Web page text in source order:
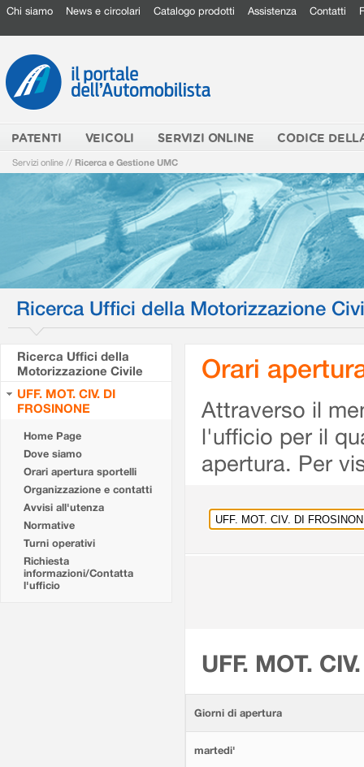
Chi siamo News e circolari Catalogo prodotti Assistenza Contatti
PATENTI VEICOLI SERVIZI ONLINE CODICE
Servizi online // Ricerca e Gestione UMC
Ricerca Uffici della Motorizzazione
Ricerca Uffici della
Motorizzazione Civile
UFF. MOT. CIV. DI
FROSINONE
Home Page
Dove siamo
Orari apertura sportelli
Organizzazione e contatti
Avvisi all'utenza
Normative
Turni operativi
Richiesta
informazioni/Contatta
l'ufficio
Orari
Attraverso il
l'ufficio per il
apertura. Per
UFF. MOT.
Giorni di apertura
martedi'